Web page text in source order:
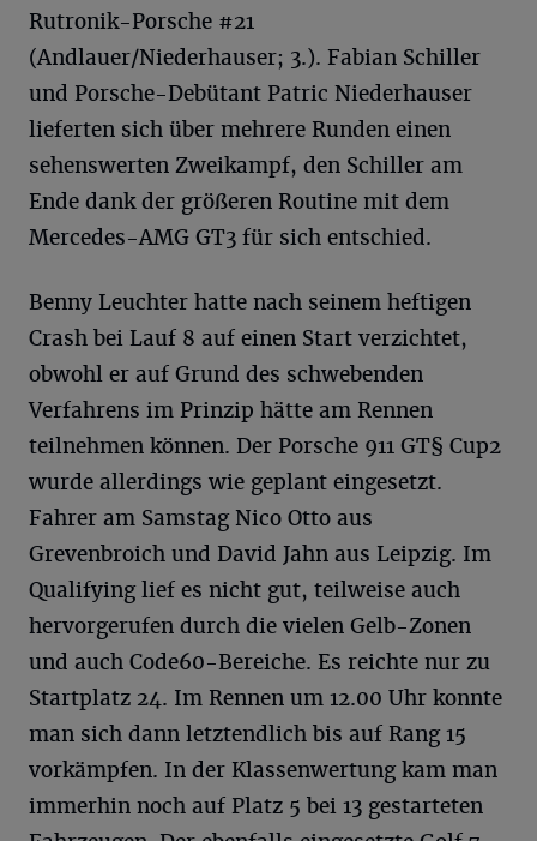
Rutronik-Porsche #21
(Andlauer/Niederhauser; 3.). Fabian Schiller
und Porsche-Debütant Patric Niederhauser
lieferten sich über mehrere Runden einen
sehenswerten Zweikampf, den Schiller am
Ende dank der größeren Routine mit dem
Mercedes-AMG GT3 für sich entschied.
Benny Leuchter hatte nach seinem heftigen
Crash bei Lauf 8 auf einen Start verzichtet,
obwohl er auf Grund des schwebenden
Verfahrens im Prinzip hätte am Rennen
teilnehmen können. Der Porsche 911 GT§ Cup2
wurde allerdings wie geplant eingesetzt.
Fahrer am Samstag Nico Otto aus
Grevenbroich und David Jahn aus Leipzig. Im
Qualifying lief es nicht gut, teilweise auch
hervorgerufen durch die vielen Gelb-Zonen
und auch Code60-Bereiche. Es reichte nur zu
Startplatz 24. Im Rennen um 12.00 Uhr konnte
man sich dann letztendlich bis auf Rang 15
vorkämpfen. In der Klassenwertung kam man
immerhin noch auf Platz 5 bei 13 gestarteten